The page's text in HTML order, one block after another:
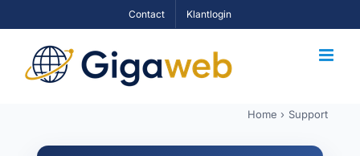
to
content
Contact Klantlogin
Home Support